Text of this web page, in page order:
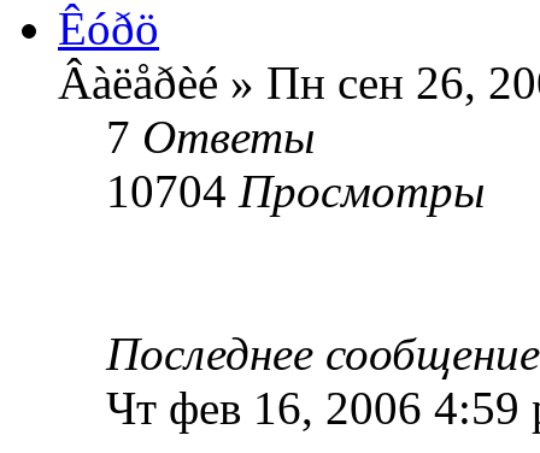
Êóðö
Âàëåðèé » Пн сен 26,
7 Ответы
10704 Просмотры
Последнее
Чт фев 16, 2006 4:59